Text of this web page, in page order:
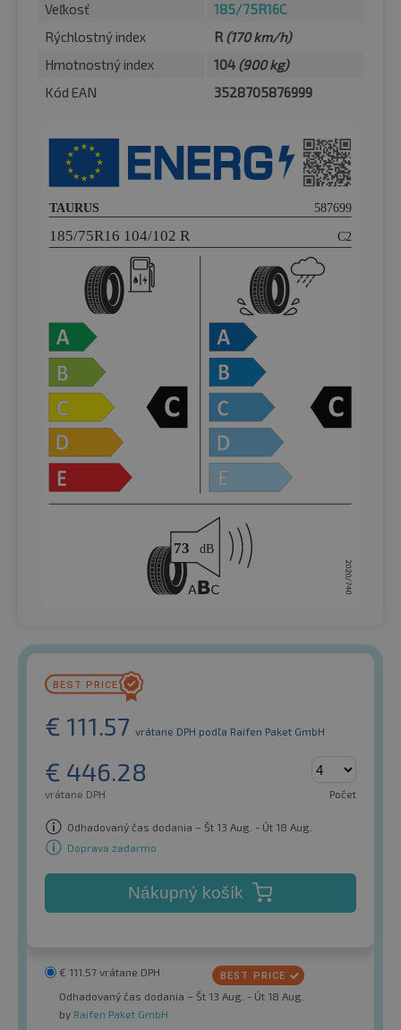
Veľkosť
185/75R16C
Rýchlostný index
R (170 km/h)
Hmotnostný index
104 (900 kg)
Kód EAN
3528705876999
€ 111.57 vrátane DPH podľa Raifen Paket GmbH
€ 446.28
vrátane DPH Počet
Odhadovaný čas dodania – Št 13 Aug. - Út 18 Aug.
Doprava zadarmo
Nákupný košík
€ 111.57 vrátane DPH
Odhadovaný čas dodania – Št 13 Aug. - Út 18 Aug.
by Raifen Paket GmbH